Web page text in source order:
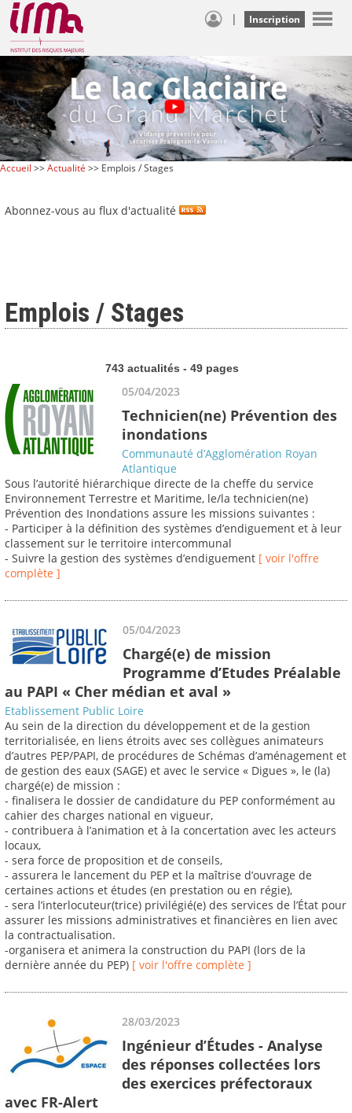
| Inscription
Accueil >>Actualité >> Emplois / Stages
Abonnez-vous au flux d'actualité
Emplois / Stages
743 actualités - 49 pages
05/04/2023
Technicien(ne) Prévention des
inondations
Communauté d’Agglomération Royan
Atlantique
Sous l’autorité hiérarchique directe de la cheffe du service
Environnement Terrestre et Maritime, le/la technicien(ne)
Prévention des Inondations assure les missions suivantes :
- Participer à la définition des systèmes d’endiguement et à leur
classement sur le territoire intercommunal
- Suivre la gestion des systèmes d’endiguement [ voir l'offre
complète ]
05/04/2023
Chargé(e) de mission
Programme d’Etudes Préalable
au PAPI « Cher médian et aval »
Etablissement Public Loire
Au sein de la direction du développement et de la gestion
territorialisée, en liens étroits avec ses collègues animateurs
d’autres PEP/PAPI, de procédures de Schémas d’aménagement et
de gestion des eaux (SAGE) et avec le service « Digues », le (la)
chargé(e) de mission :
- finalisera le dossier de candidature du PEP conformément au
cahier des charges national en vigueur,
- contribuera à l’animation et à la concertation avec les acteurs
locaux,
- sera force de proposition et de conseils,
- assurera le lancement du PEP et la maîtrise d’ouvrage de
certaines actions et études (en prestation ou en régie),
- sera l’interlocuteur(trice) privilégié(e) des services de l’État pour
assurer les missions administratives et financières en lien avec
la contractualisation.
-organisera et animera la construction du PAPI (lors de la
dernière année du PEP) [ voir l'offre complète ]
28/03/2023
Ingénieur d’Études - Analyse
des réponses collectées lors
des exercices préfectoraux
avec FR-Alert